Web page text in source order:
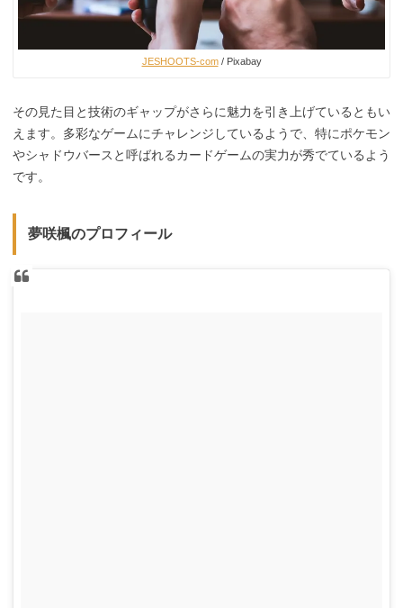
JESHOOTS-com/ Pixabay
その見た目と技術のギャップがさらに魅力を引き上げているともい
えます。多彩なゲームにチャレンジしているようで、特にポケモン
やシャドウバースと呼ばれるカードゲームの実力が秀でているよう
です。
夢咲楓のプロフィール